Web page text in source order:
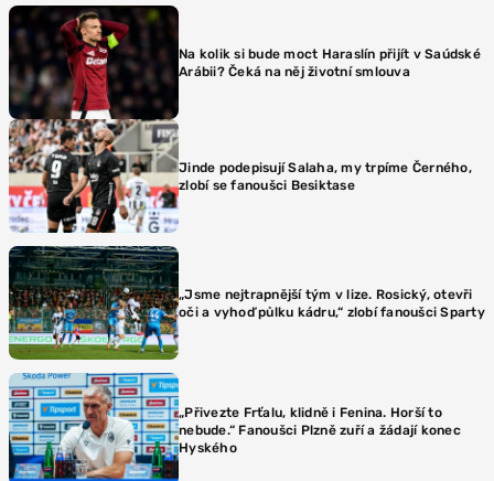
Na kolik si bude moct Haraslín přijít v Saúdské
Arábii? Čeká na něj životní smlouva
Jinde podepisují Salaha, my trpíme Černého,
zlobí se fanoušci Besiktase
„Jsme nejtrapnější tým v lize. Rosický, otevři
oči a vyhoď půlku kádru,“ zlobí fanoušci Sparty
„Přivezte Frťalu, klidně i Fenina. Horší to
nebude.“ Fanoušci Plzně zuří a žádají konec
Hyského